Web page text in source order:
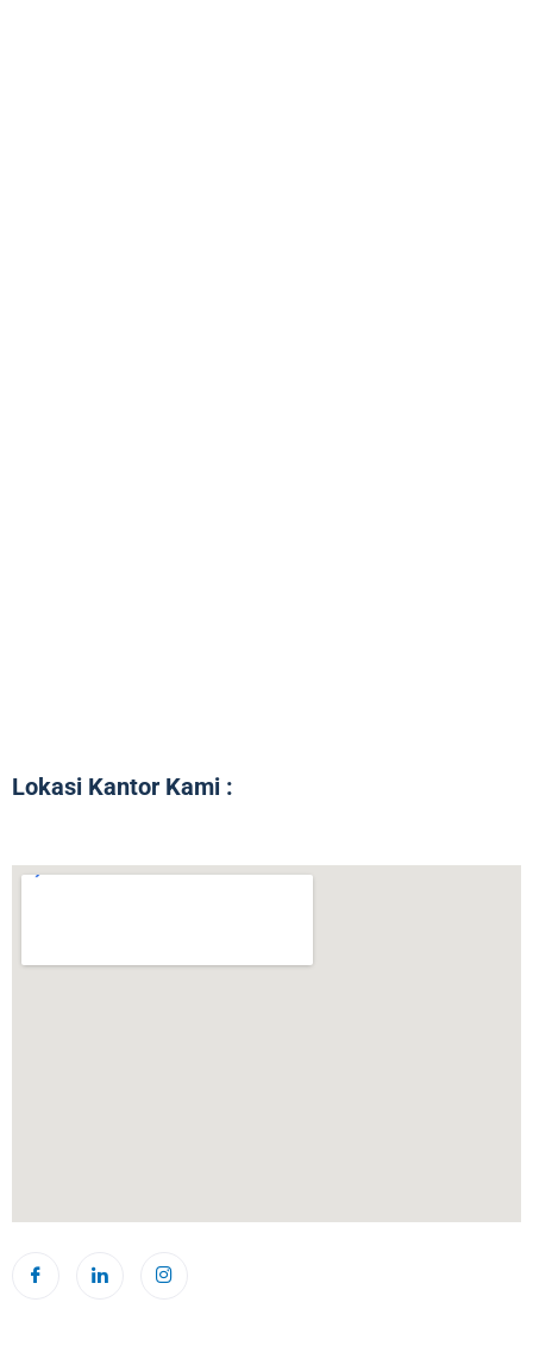
Lokasi Kantor Kami :